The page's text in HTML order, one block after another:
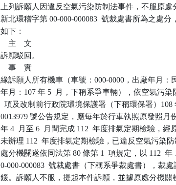
上列訴願人因違反空氣污染防制法事件，不服原處
新北環稽字第 00-000-000083  號裁處書所為之處
如下：
    主    文
訴願駁回。
    事    實
緣訴願人所有機車（車號：000-0000，出廠年月：
年月：107 年 5  月，下稱系爭車輛），依空氣污染
項及改制前行政院環境保護署（下稱環保署）108
0013979 號公告規定，應每年於行車執照原發照月
年 4  月至 6  月間完成 112  年度排氣定期檢驗，經
未辦理 112  年度排氣定期檢驗，已違反空氣污染
處分機關遂依同法第 80 條第 1  項規定，以 112  年
0-000-000083  號裁處書（下稱系爭裁處書），裁
鍰。訴願人不服，提起本件訴願，並據原處分機